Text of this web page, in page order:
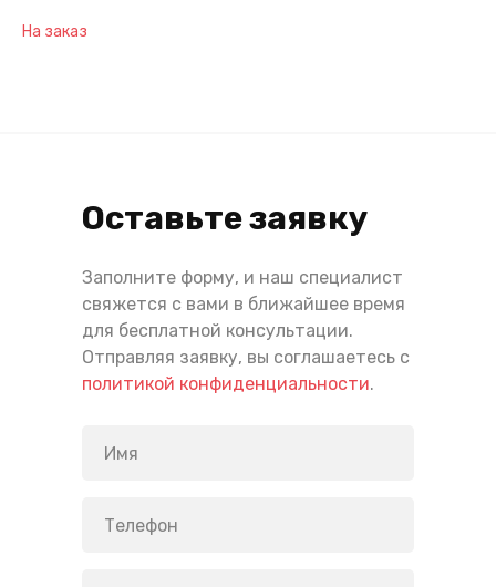
На заказ
Оставьте заявку
Заполните форму, и наш специалист
свяжется с вами в ближайшее время
для бесплатной консультации.
Отправляя заявку, вы соглашаетесь с
политикой конфиденциальности.